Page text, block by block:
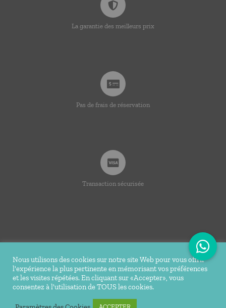
La garantie des meilleurs prix
Pas de frais de réservation
Transaction sécurisée
© Copyright 2020 -2026 | Ti Bakoua | Tous droits
réservés |Mentions légales| Conception Réalisation du site
Nous utilisons des cookies sur notre site Web pour vous offrir
l'expérience la plus pertinente en mémorisant vos préférences
et les visites répétées. En cliquant sur «Accepter», vous
consentez à l'utilisation de TOUS les cookies.